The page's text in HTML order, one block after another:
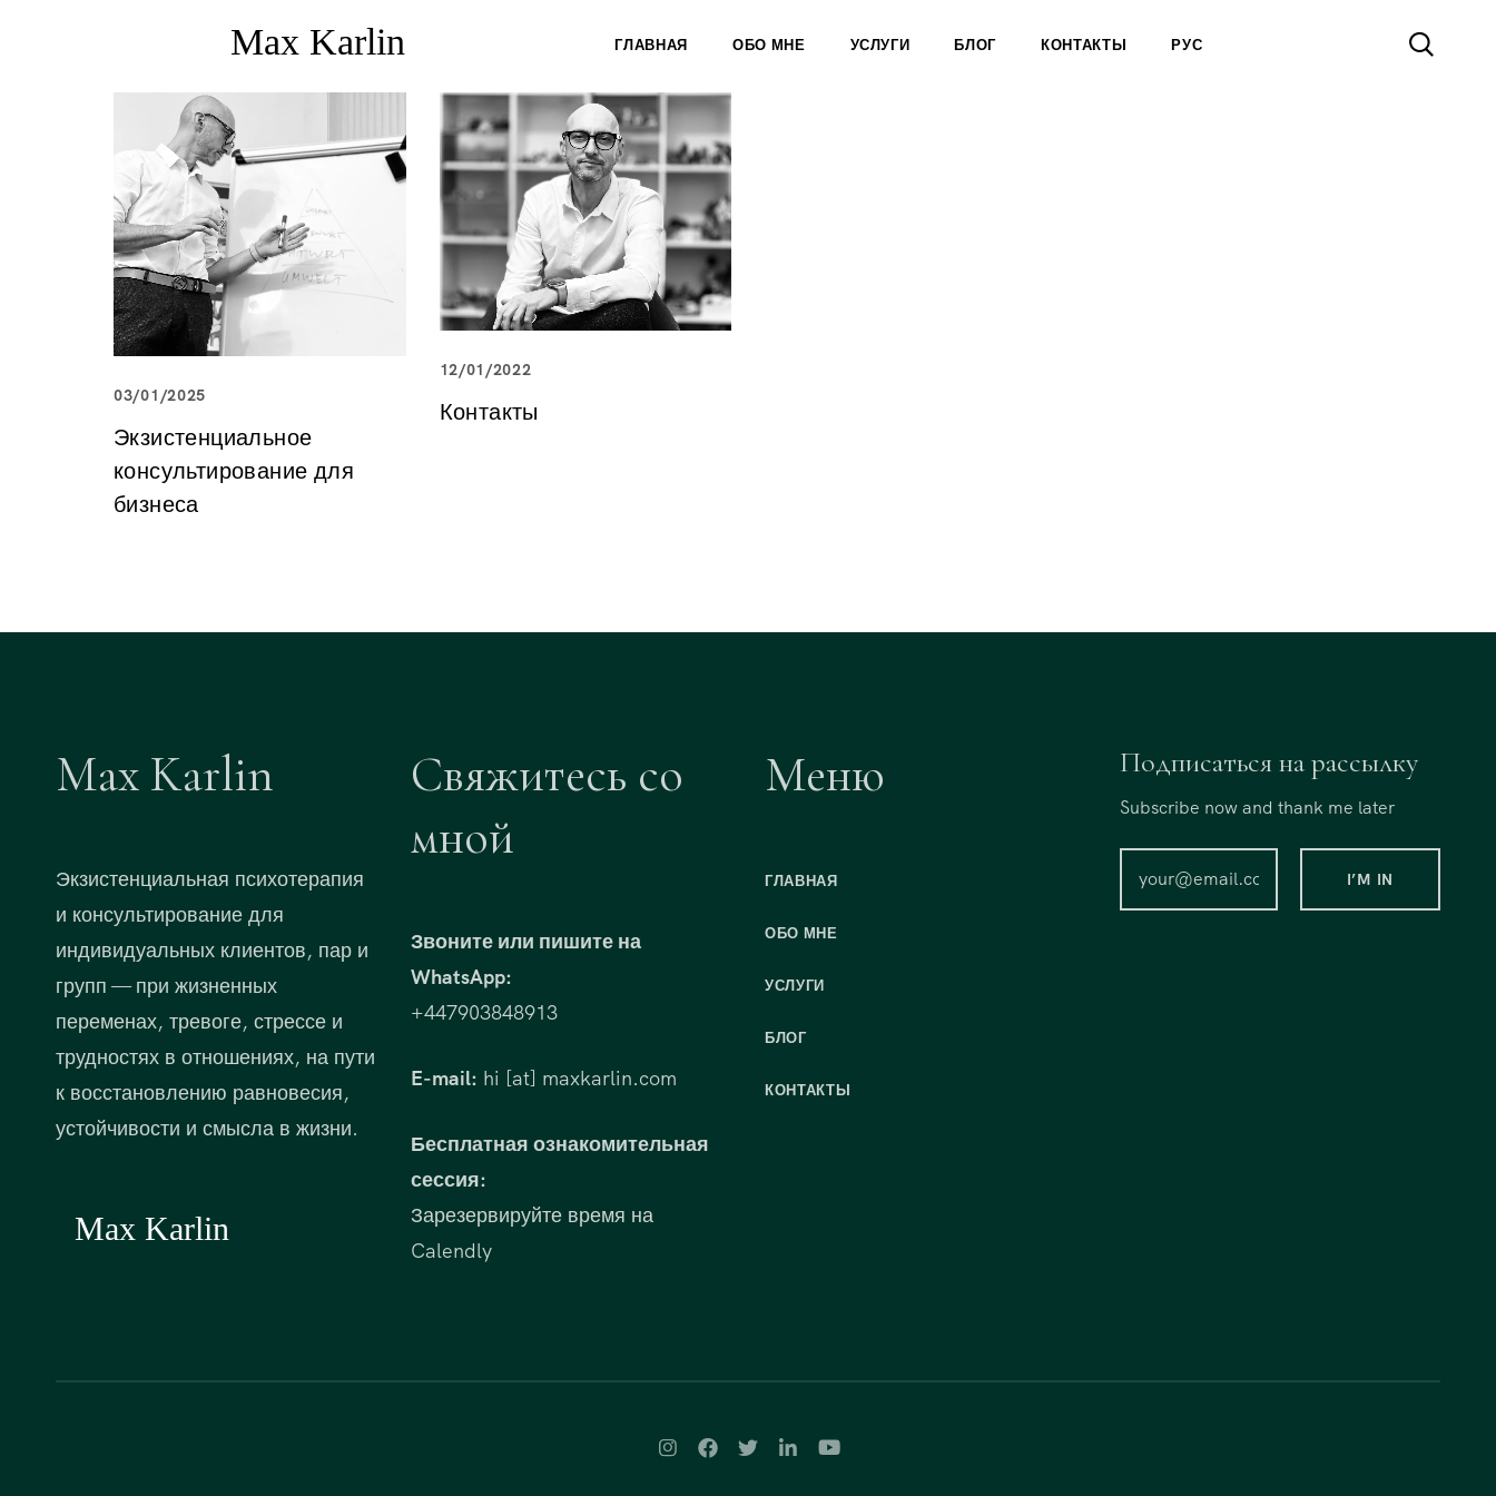
ГЛАВНАЯ ОБО МНЕ УСЛУГИ БЛОГ КОНТАКТЫ РУС
03/01/2025
Экзистенциальное
консультирование для
бизнеса
12/01/2022
Контакты
Max Karlin
Экзистенциальная психотерапия
и консультирование для
индивидуальных клиентов, пар и
групп — при жизненных
переменах, тревоге, стрессе и
трудностях в отношениях, на пути
к восстановлению равновесия,
устойчивости и смысла в жизни.
Свяжитесь со
мной
Звоните или пишите на
WhatsApp:
+447903848913
E-mail: hi [at] maxkarlin.com
Бесплатная ознакомительная
сессия:
Зарезервируйте время на
Calendly
Меню
ГЛАВНАЯ
ОБО МНЕ
УСЛУГИ
БЛОГ
КОНТАКТЫ
Подписаться на рассылку
Subscribe now and thank me later